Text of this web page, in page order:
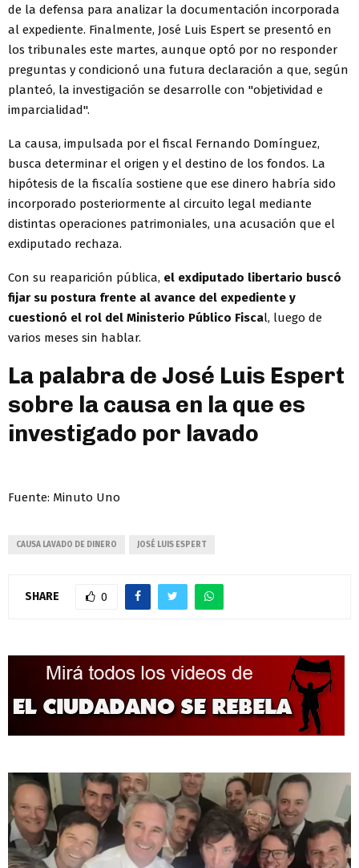
de la defensa para analizar la documentación incorporada
al expediente. Finalmente, José Luis Espert se presentó en
los tribunales este martes, aunque optó por no responder
preguntas y condicionó una futura declaración a que, según
planteó, la investigación se desarrolle con "objetividad e
imparcialidad".
La causa, impulsada por el fiscal Fernando Domínguez,
busca determinar el origen y el destino de los fondos. La
hipótesis de la fiscalía sostiene que ese dinero habría sido
incorporado posteriormente al circuito legal mediante
distintas operaciones patrimoniales, una acusación que el
exdiputado rechaza.
Con su reaparición pública, el exdiputado libertario buscó
fijar su postura frente al avance del expediente y
cuestionó el rol del Ministerio Público Fiscal, luego de
varios meses sin hablar.
La palabra de José Luis Espert
sobre la causa en la que es
investigado por lavado
Fuente: Minuto Uno
CAUSA LAVADO DE DINERO JOSÉ LUIS ESPERT
SHARE 0